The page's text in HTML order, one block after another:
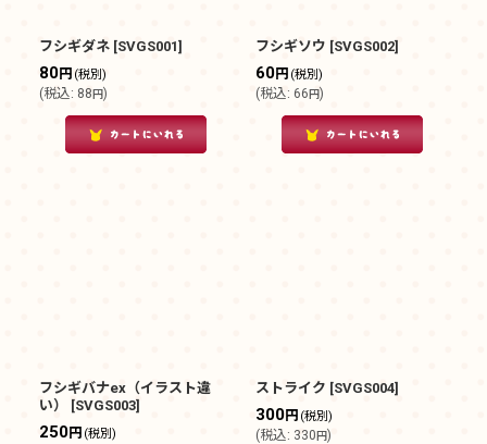
フシギダネ [SVGS001]
80円 (税別)
(税込: 88円)
フシギソウ [SVGS002]
60円 (税別)
(税込: 66円)
フシギバナex（イラスト違
い）
[SVGS003]
250円 (税別)
ストライク [SVGS004]
300円 (税別)
(税込: 330円)